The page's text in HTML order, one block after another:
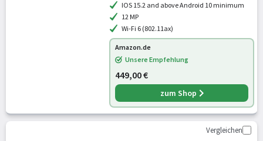
IOS 15.2 and above Android 10 minimum
12 MP
Wi-Fi 6 (802.11ax)
Amazon.de
Unsere Empfehlung
449,00 €
zum Shop
Vergleichen